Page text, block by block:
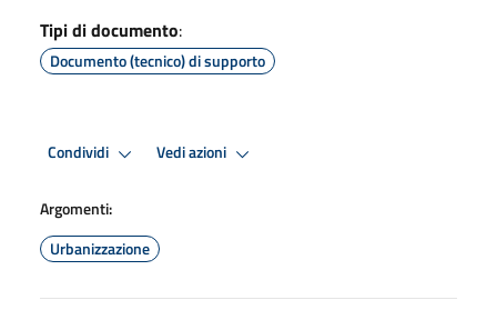
Tipi di documento:
Documento (tecnico) di supporto
Condividi Vedi azioni
Argomenti:
Urbanizzazione